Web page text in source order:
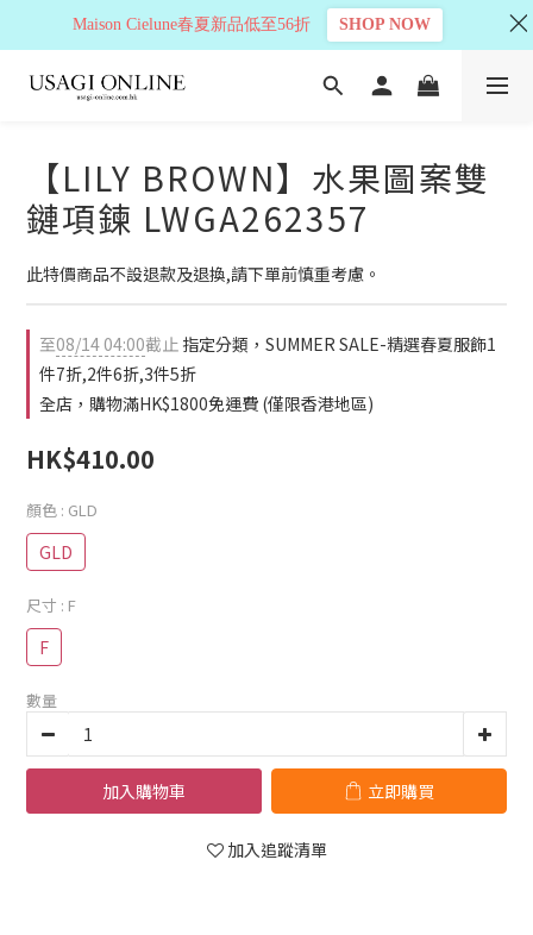
【LILY BROWN】水果圖案雙
鏈項鍊 LWGA262357
此特價商品不設退款及退換,請下單前慎重考慮。
至08/14 04:00截止 指定分類，SUMMER SALE-精選春夏服飾1
件7折,2件6折,3件5折
全店，購物滿HK$1800免運費 (僅限香港地區)
HK$410.00
顏色 : GLD
GLD
尺寸 : F
F
數量
加入購物車 立即購買
加入追蹤清單
Maison Cielune春夏新品低至56折 SHOP NOW